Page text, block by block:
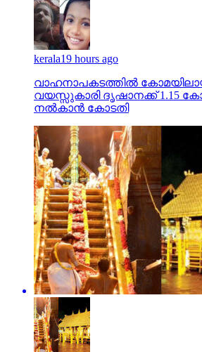
kerala19 hours ago
വാഹനാപകടത്തില്‍
വയസ്സുകാരി ദൃഷാനക്ക് 1.15
നല്‍കാന്‍ കോടതി
kerala2 days ago